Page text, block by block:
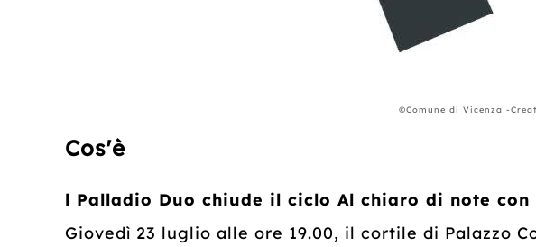
©Comune di Vicenza -
Cos'è
l Palladio Duo chiude il ciclo Al chiaro di note con
Giovedì 23 luglio alle ore 19.00, il cortile di Palazzo